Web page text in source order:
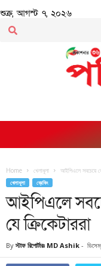
শুক্র, আগস্ট ৭, ২০২৬
Home খেলাধূলা আইপিএলে সবচেয়ে
খেলাধূলা ব্রেকিং
আইপিএলে
যে ক্রিকেটাররা
By স্টাফ রিপোর্টারঃ MD Ashik -